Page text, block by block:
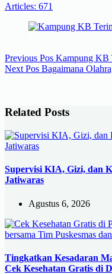
Articles: 671
Previous Pos Kampung KB
Next Pos Bagaimana
Related Posts
Supervisi KIA, Gizi, dan
Jatiwaras
Agustus 6, 2026
Tingkatkan Kesadaran
Cek Kesehatan Gratis di